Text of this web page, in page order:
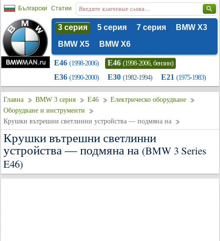
Български Статии
3 серия 5 серия 7 серия
BMW X3
BMW X5
BMW X6
E46 (1998-2006) E46 (1998-2006, бензин)
E36 (1990-2000) E30 (1982-1994) E21 (1975-1983)
Главна BMW 3 серия E46
Електрическо оборудване
Оборудване и инструменти
Крушки вътрешни светлинни устройства — подмяна на
Крушки вътрешни светлинни
устройства — подмяна на (BMW 3 Series
E46)